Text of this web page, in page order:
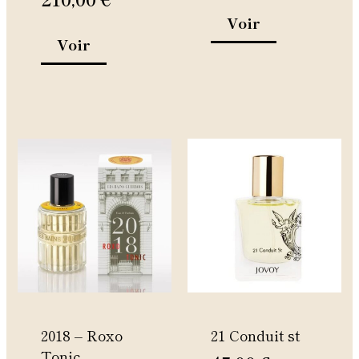
Voir
du
Voir
2018 – Roxo
produit
a
plusieurs
variations.
Les
options
peuvent
choisies
21 Conduit st